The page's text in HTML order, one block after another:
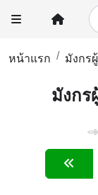
หน้าแรก มังกร
มังกร